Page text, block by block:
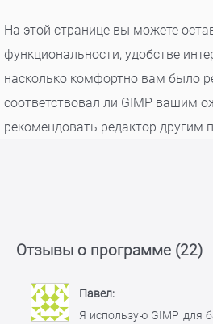
На этой странице вы можете
функциональности, удобстве
насколько комфортно вам было
соответствовал ли GIMP вашим
рекомендовать редактор другим
Отзывы о программе (22)
Павел
Я использую GIMP для